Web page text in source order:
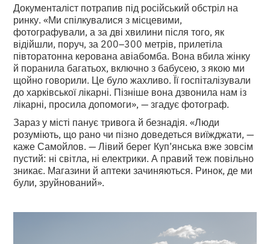
Документаліст потрапив під російський обстріл на
ринку. «Ми спілкувалися з місцевими,
фотографували, а за дві хвилини після того, як
відійшли, поруч, за 200–300 метрів, прилетіла
півторатонна керована авіабомба. Вона вбила жінку
й поранила багатьох, включно з бабусею, з якою ми
щойно говорили. Це було жахливо. Її госпіталізували
до харківської лікарні. Пізніше вона дзвонила нам із
лікарні, просила допомоги», — згадує фотограф.
Зараз у місті панує тривога й безнадія. «Люди
розуміють, що рано чи пізно доведеться виїжджати, —
каже Самойлов. — Лівий берег Куп’янська вже зовсім
пустий: ні світла, ні електрики. А правий теж повільно
зникає. Магазини й аптеки зачиняються. Ринок, де ми
були, зруйнований».